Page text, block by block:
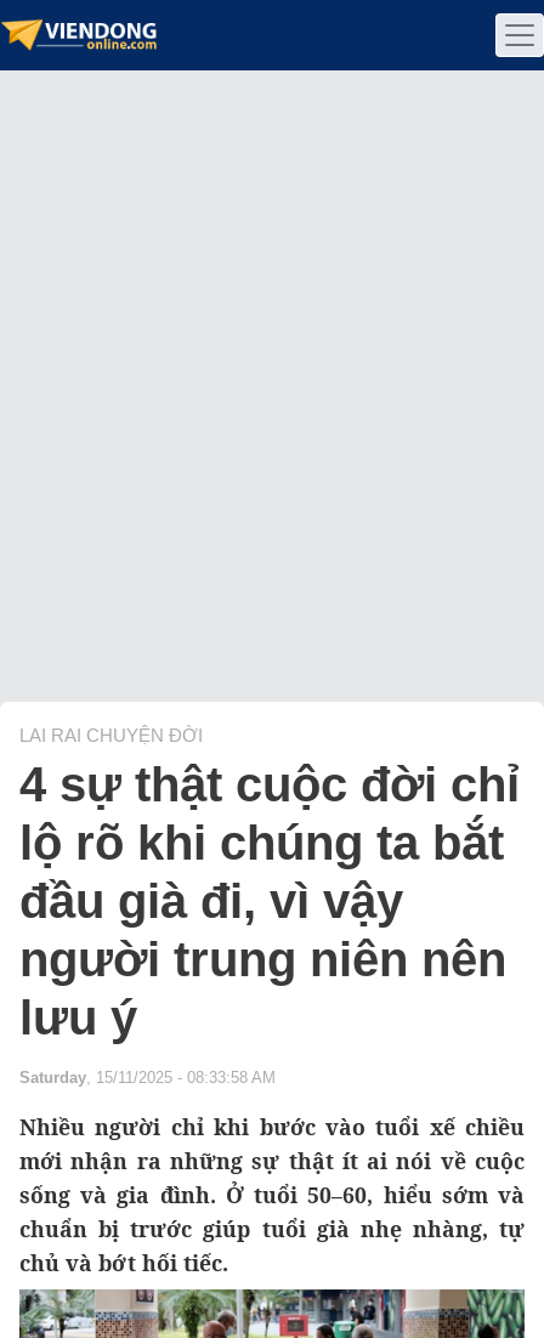
LAI RAI CHUYỆN ĐỜI
4 sự thật cuộc đời chỉ
lộ rõ khi chúng ta bắt
đầu già đi, vì vậy
người trung niên nên
lưu ý
Saturday, 15/11/2025 - 08:33:58 AM
Nhiều người chỉ khi bước vào tuổi xế chiều
mới nhận ra những sự thật ít ai nói về cuộc
sống và gia đình. Ở tuổi 50–60, hiểu sớm và
chuẩn bị trước giúp tuổi già nhẹ nhàng, tự
chủ và bớt hối tiếc.